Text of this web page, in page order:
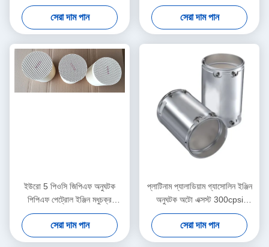
গাড়ি যাত্রী
সেরা দাম পান
6 ষষ্ঠ
সেরা দাম পান
ইউরো 5 পিওসি জিপিএফ অনুঘটক
পিপিএফ পেট্রোল ইঞ্জিন মধুচক্র
সিরামিকস সাবস্ট্রেট
সেরা দাম পান
প্লাটিনাম প্যালাডিয়াম গ্যাসোলিন ইঞ্জিন
অনুঘটক অটো এক্সস্ট 300cpsi
400cpsi
সেরা দাম পান